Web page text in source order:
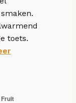
toets.